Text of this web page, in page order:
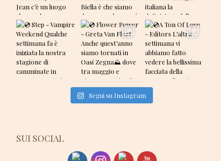
Segui su Instagram
SUI SOCIAL